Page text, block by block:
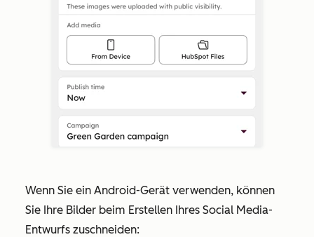
Wenn Sie ein Android-Gerät verwenden, können
Sie Ihre Bilder beim Erstellen Ihres Social Media-
Entwurfs zuschneiden: